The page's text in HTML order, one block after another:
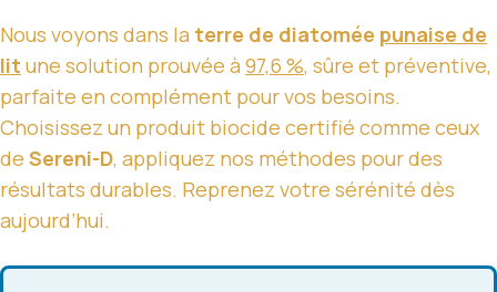
Nous voyons dans la terre de diatomée punaise de
lit une solution prouvée à 97,6 %, sûre et préventive,
parfaite en complément pour vos besoins.
Choisissez un produit biocide certifié comme ceux
de Sereni-D, appliquez nos méthodes pour des
résultats durables. Reprenez votre sérénité dès
aujourd’hui.